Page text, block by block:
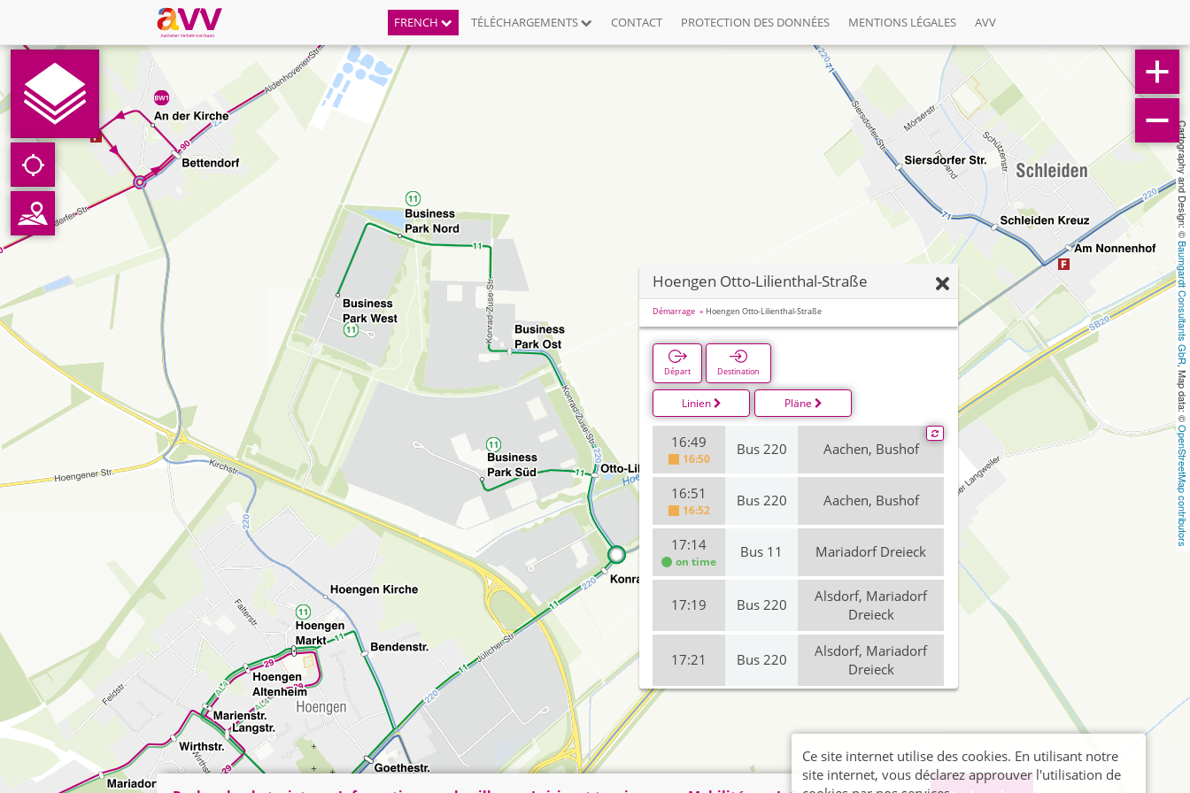
FRENCH TÉLÉCHARGEMENTS CONTACT PROTECTION DES DONNÉES MENTIONS LÉGALES AVV
Cartography and Design: ©
Baumgardt Consultants GbR
, Map data: ©
OpenStreetMap contributors
Hoengen Otto-Lilienthal-Straße
Démarrage Hoengen Otto-Lilienthal-Straße
Départ Destination
Linien Pläne
16:49
16:50
Bus 220 Aachen, Bushof
16:51
16:52
Bus 220 Aachen, Bushof
17:14
on time
Bus 11 Mariadorf Dreieck
17:19 Bus 220
Alsdorf, Mariadorf
Dreieck
17:21 Bus 220
Alsdorf, Mariadorf
Dreieck
on time
Bus 220
Aachen, Bushof
Ce site internet utilise des cookies. En utilisant notre
site internet, vous déclarez approuver l'utilisation de